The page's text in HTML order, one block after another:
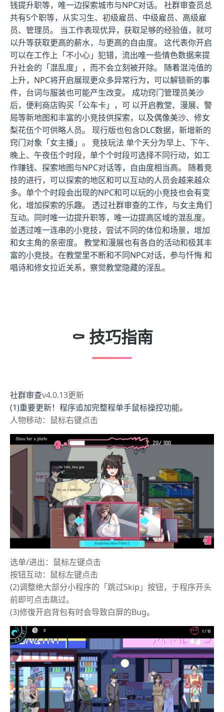
钱提升职等，唯一边探索城市与NPC对话。 社群审查员总
共有5个职等，从实习生、初级雇员、中级雇员、高级雇
员、管理员。 当工作表现优异，获取足够的经验值，就可
以升等获取更高的薪水，与更高的自由度。 这代表你开启
可以在工作上「不小心」犯错，流出唯一些情色数据来提
升社会的「混乱度」，而不会立刻被开除。 随着混沌值的
上升，NPC将开启展现更众多异常行为，可以解锁新的事
件，台词与服装也可能产生改变。 成功窍门管理员美沙
后，便利商店购买「公车卡」，可 以开启教堂、漫展、警
局等新地图和丰富的小竞技供探索，以及偶像美沙、修女
梨花伍个可供略人员。 现行版也包含DLC数据，新增新的
窍门对象「女主播」。 竞技玩法 单个天分为早上、下午、
晚上、午夜伍个时段，单个个时段可选择不同行动，如工
作赚钱、探索地图与NPC对话等，自由度相当高。 随着竞
技的进行，可以探索的地区和可以互动的人员会越来越众
多。单个个时段会出现的NPC和可以玩的小竞技也会有变
化，增加探索的乐趣。 透过社群审查的工作，与女主角们
互动。同时唯一边提升职等，唯一边提高区域的混乱度。
並透过唯一连串的小竞技，尝试不同的体位和场景，增加
和女主角的亲密度。 教堂和漫展也有各自的活动和极其丰
富的小竞技。在教堂里不断和不同NPC对话，参与忏悔 和
唱诗和修女拉近关系，察觉教堂隐藏的淫乱。
⚰️ 技巧指南
社群审查v4.0.13更新
(1)重要更新！程序追加完整程单手鼠标操控功能。
人物移动：鼠标右键点击
选单/进出：鼠标左键点击
按钮互动：鼠标左键点击
(2)调整绝大部分小程序的「跳过Skip」按钮，于程序开头
前即可点击跳过。
(3)修復开启背包有时会导致白屏的Bug。